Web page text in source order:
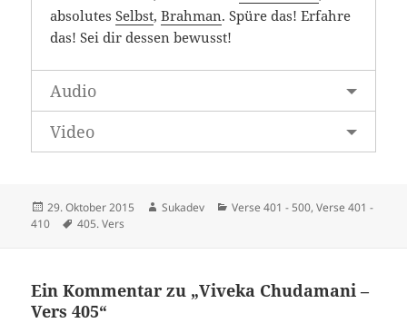
absolutesSelbst,Brahman. Spüre das! Erfahre
das! Sei dir dessen bewusst!
Audio
Video
Veröffentlicht
am
29. Oktober 2015 Autor
Sukadev Kategorien
Verse 401 - 500,Verse 401 -
410
Schlagwörter
405. Vers
Ein Kommentar zu „Viveka Chudamani –
Vers 405“